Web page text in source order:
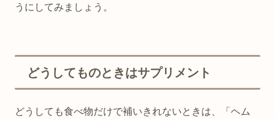
うにしてみましょう。
どうしてものときはサプリメント
どうしても食べ物だけで補いきれないときは、「ヘム